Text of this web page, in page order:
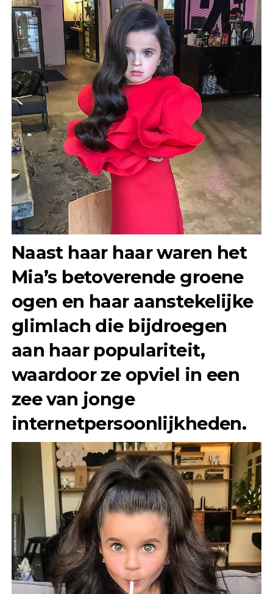
Naast haar haar waren het
Mia’s betoverende groene
ogen en haar aanstekelijke
glimlach die bijdroegen
aan haar populariteit,
waardoor ze opviel in een
zee van jonge
internetpersoonlijkheden.